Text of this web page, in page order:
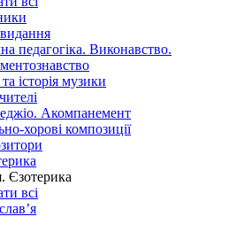
педагогіка. Виконавство.
історія музики
Акомпанемент
хорові композиції
Єзотерика
всі